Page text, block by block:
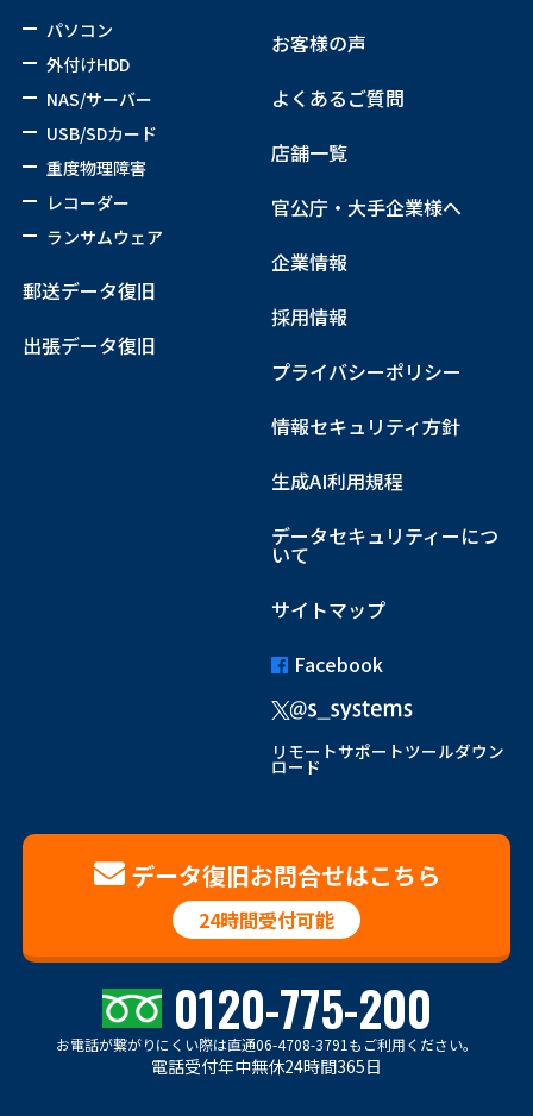
パソコン
外付けHDD
NAS/サーバー
USB/SDカード
重度物理障害
レコーダー
ランサムウェア
郵送データ復旧
出張データ復旧
お客様の声
よくあるご質問
店舗一覧
官公庁・大手企業様へ
企業情報
採用情報
プライバシーポリシー
情報セキュリティ方針
生成AI利用規程
データセキュリティーにつ
いて
サイトマップ
Facebook
リモートサポートツールダウン
ロード
データ復旧お問合せはこちら
24時間受付可能
0120-775-200
お電話が繋がりにくい際は直通06-4708-3791もご利用ください。
電話受付年中無休24時間365日